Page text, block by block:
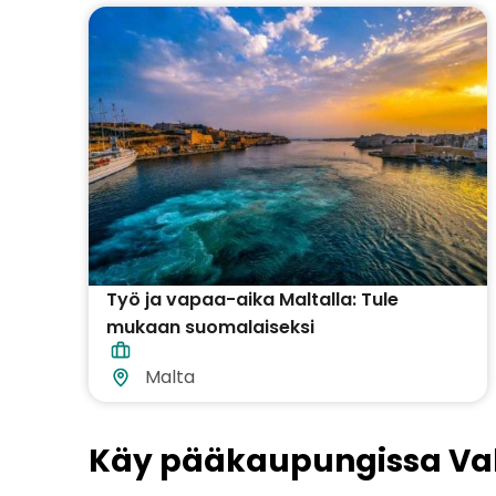
Työ ja vapaa-aika Maltalla: Tule
mukaan suomalaiseksi
asiakaspalvelijaksi
Malta
Käy pääkaupungissa